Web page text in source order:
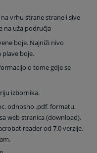
vrhu strane strane i sive
na uža područja
boje. Najniži nivo
plave boje.
o tome gdje se
izbornika.
odnosno .pdf. formatu.
web stranica (download).
reader od 7.0 verzije.